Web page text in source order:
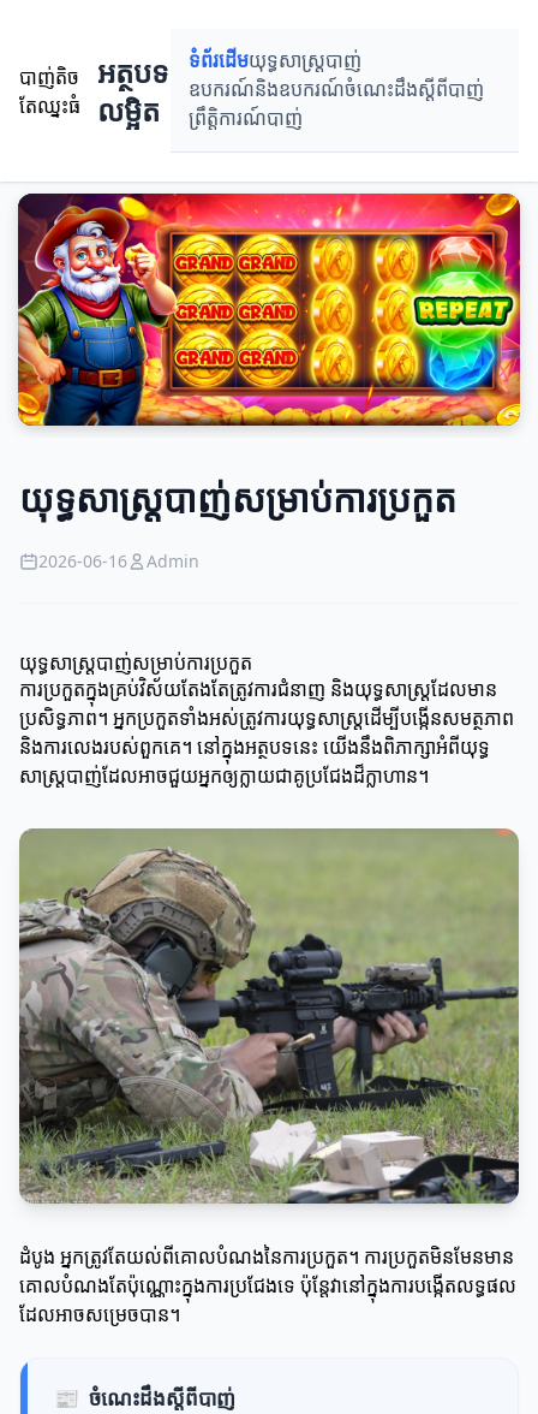
បាញ់តិច
តែឈ្នះធំ
អត្ថបទ
លម្អិត
ទំព័រដើមយុទ្ធសាស្ត្របាញ់
ឧបករណ៍និងឧបករណ៍ចំណេះដឹងស្តីពីបាញ់
ព្រឹតិ្តការណ៍បាញ់
យុទ្ធសាស្ត្របាញ់សម្រាប់ការប្រកួត
2026-06-16 Admin
យុទ្ធសាស្ត្របាញ់សម្រាប់ការប្រកួត
ការប្រកួតក្នុងគ្រប់វិស័យតែងតែត្រូវការជំនាញ និងយុទ្ធសាស្ត្រដែលមាន
ប្រសិទ្ធភាព។ អ្នកប្រកួតទាំងអស់ត្រូវការយុទ្ធសាស្ត្រដើម្បីបង្កើនសមត្ថភាព
និងការលេងរបស់ពួកគេ។ នៅក្នុងអត្ថបទនេះ យើងនឹងពិភាក្សាអំពីយុទ្ធ
សាស្ត្របាញ់ដែលអាចជួយអ្នកឲ្យក្លាយជាគូប្រជែងដ៏ក្លាហាន។
ដំបូង អ្នកត្រូវតែយល់ពីគោលបំណងនៃការប្រកួត។ ការប្រកួតមិនមែនមាន
គោលបំណងតែប៉ុណ្ណោះក្នុងការប្រជែងទេ ប៉ុន្តែវានៅក្នុងការបង្កើតលទ្ធផល
ដែលអាចសម្រេចបាន។
📰 ចំណេះដឹងស្តីពីបាញ់